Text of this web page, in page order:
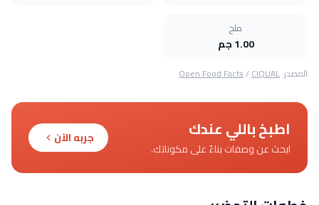
ملح
1.00 جم
المصدر: Open Food Facts/CIQUAL
اطبخ باللي عندك
ابحث عن وصفات بناءً على مكوناتك.
جربه الآن